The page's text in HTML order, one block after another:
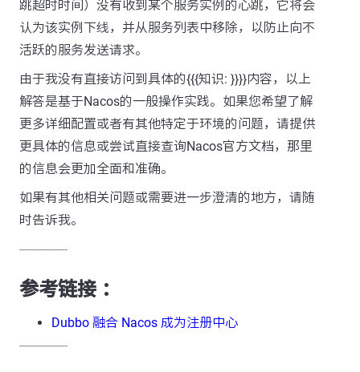
跳超时时间）没有收到某个服务实例的心跳，它将会
认为该实例下线，并从服务列表中移除，以防止向不
活跃的服务发送请求。
由于我没有直接访问到具体的{{{知识: }}}}内容，以上
解答是基于Nacos的一般操作实践。如果您希望了解
更多详细配置或者有其他特定于环境的问题，请提供
更具体的信息或尝试直接查询Nacos官方文档，那里
的信息会更加全面和准确。
如果有其他相关问题或需要进一步澄清的地方，请随
时告诉我。
---------------
参考链接 ：
Dubbo 融合 Nacos 成为注册中心
---------------